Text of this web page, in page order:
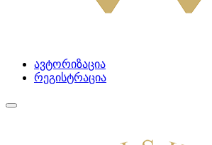
ავტორიზაცია
რეგისტრაცია